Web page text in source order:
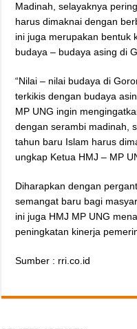
Madinah, selayaknya
harus dimaknai dengan
ini juga merupakan bentuk
budaya – budaya asing di
“Nilai – nilai budaya di
terkikis dengan budaya
MP UNG ingin
dengan serambi madinah,
tahun baru Islam harus
ungkap Ketua HMJ – MP
Diharapkan dengan
semangat baru bagi
ini juga HMJ MP UNG
peningkatan kinerja
Sumber : rri.co.id